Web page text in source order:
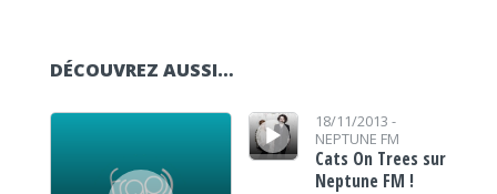
DÉCOUVREZ AUSSI…
Lecteur audio
Lecteur audio18/11/2013 -
NEPTUNE FM
Cats On Trees sur
Neptune FM !